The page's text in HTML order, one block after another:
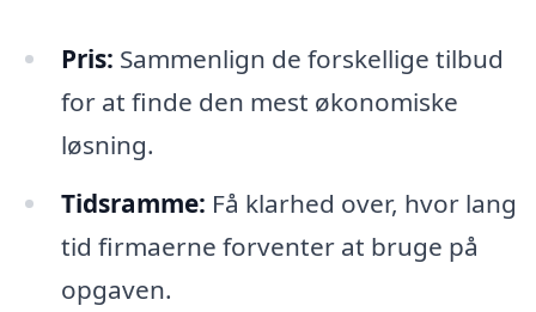
Pris: Sammenlign de forskellige tilbud
for at finde den mest økonomiske
løsning.
Tidsramme: Få klarhed over, hvor lang
tid firmaerne forventer at bruge på
opgaven.